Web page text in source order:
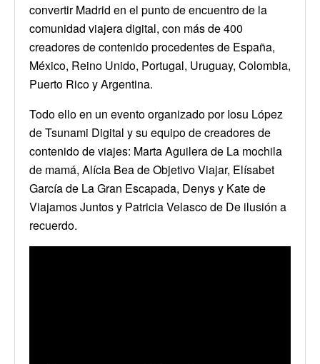
convertir Madrid en el punto de encuentro de la
comunidad viajera digital, con más de 400
creadores de contenido procedentes de España,
México, Reino Unido, Portugal, Uruguay, Colombia,
Puerto Rico y Argentina.
Todo ello en un evento organizado por Iosu López
de Tsunami Digital y su equipo de creadores de
contenido de viajes: Marta Aguilera de La mochila
de mamá, Alícia Bea de Objetivo Viajar, Elísabet
García de La Gran Escapada, Denys y Kate de
Viajamos Juntos y Patricia Velasco de De ilusión a
recuerdo.